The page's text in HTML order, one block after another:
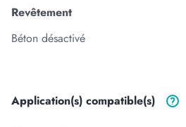
Revêtement
Béton désactivé
Application(s) compatible(s)
Volume : 0m3